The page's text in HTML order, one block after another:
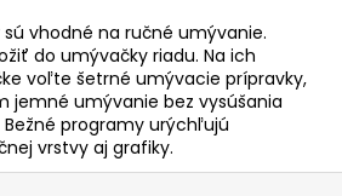
vhodné na ručné umývanie.
do umývačky riadu. Na ich
voľte šetrné umývacie prípravky,
jemné umývanie bez vysúšania
programy urýchľujú
vrstvy aj grafiky.